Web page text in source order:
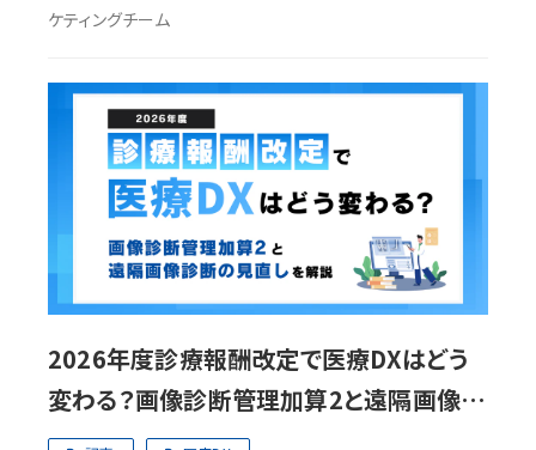
ケティングチーム
2026年度診療報酬改定で医療DXはどう
変わる？画像診断管理加算2と遠隔画像診
断の見直しを解説